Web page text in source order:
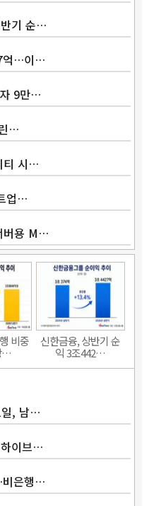
기 순…
억…이…
9만…
…
티 시…
업…
버용 M…
비중
…
신한금융, 상반기 순
익 3조442…
일, 남…
이브…
비은행…